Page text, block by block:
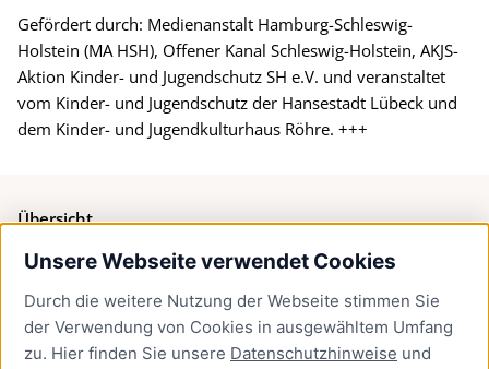
Unsere Webseite verwendet Cookies
Durch die weitere Nutzung der Webseite stimmen Sie
der Verwendung von Cookies in ausgewähltem Umfang
zu. Hier finden Sie unsere Datenschutzhinweise und
Gefördert durch: Medienanstalt Hamburg-Schleswig-
Holstein (MA HSH), Offener Kanal Schleswig-Holstein, AKJS-
Aktion Kinder- und Jugendschutz SH e.V. und veranstaltet
vom Kinder- und Jugendschutz der Hansestadt Lübeck und
dem Kinder- und Jugendkulturhaus Röhre. +++
Übersicht
Bürgerservice
Presse
Newsletter Lübeck:kompakt